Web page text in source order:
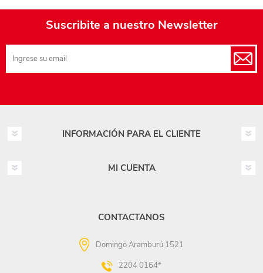
Suscribite a nuestro Newsletter
INFORMACIÓN PARA EL CLIENTE
MI CUENTA
CONTACTANOS
Domingo Aramburú 1521
2204 0164*